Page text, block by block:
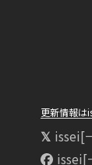
更新情報は
issei[
issei[